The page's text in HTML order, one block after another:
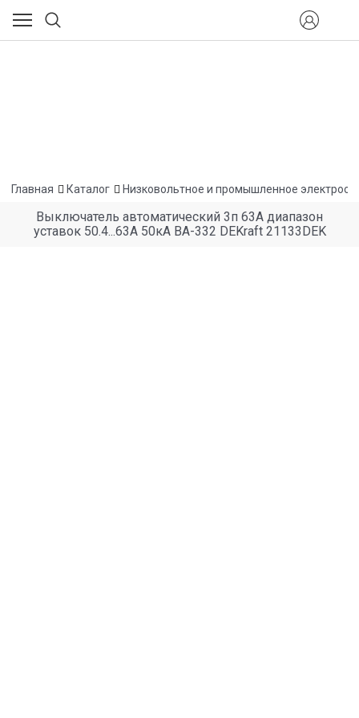
Главная Каталог Низковольтное и промышленное
Выключатель автоматический 3п 63А диапазон
уставок 50.4...63А 50кА ВА-332 DEKraft 21133DEK